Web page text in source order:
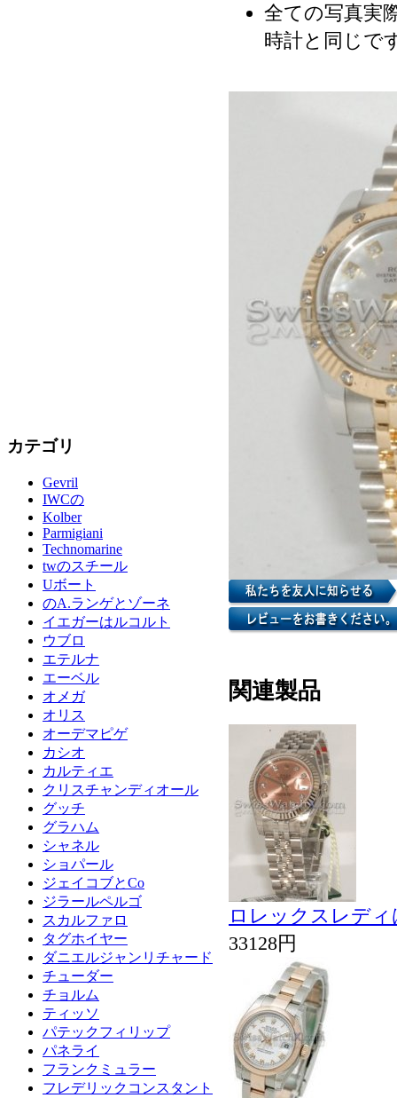
カテゴリ
Gevril
IWCの
Kolber
Parmigiani
Technomarine
twのスチール
Uボート
のA.ランゲとゾーネ
イエガーはルコルト
ウブロ
エテルナ
エーベル
オメガ
オリス
オーデマピゲ
カシオ
カルティエ
クリスチャンディオール
グッチ
グラハム
シャネル
ショパール
ジェイコブとCo
ジラールペルゴ
スカルファロ
タグホイヤー
ダニエルジャンリチャード
チューダー
チョルム
ティッソ
パテックフィリップ
パネライ
フランクミュラー
フレデリックコンスタント
全ての写真実
時計と同じで
関連製品
ロレックスレデ
33128円